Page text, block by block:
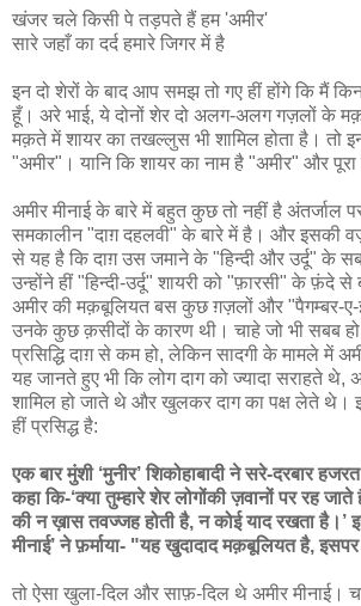
खंजर चले किसी पे तड़पते हैं हम 'अमीर'
सारे जहाँ का दर्द हमारे जिगर में है
इन दो शेरों के बाद आप समझ तो गए हीं होंगे कि मैं
हूँ। अरे भाई, ये दोनों शेर दो अलग-अलग गज़लों के
मक़ते में शायर का तखल्लुस भी शामिल होता है। तो
"अमीर"। यानि कि शायर का नाम है "अमीर" और पूरा
अमीर मीनाई के बारे में बहुत कुछ तो नहीं है अंतर्जाल
समकालीन "दाग़ दहलवी" के बारे में है। और इसकी
से यह है कि दाग़ उस जमाने के "हिन्दी और उर्दू" के
उन्होंने हीं "हिन्दी-उर्दू" शायरी को "फ़ारसी" के फ़ंदे से
अमीर की मक़बूलियत बस कुछ ग़ज़लों और "पैगम्बर-
उनके कुछ क़सीदों के कारण थी। चाहे जो भी सबब
प्रसिद्धि दाग़ से कम हो, लेकिन सादगी के मामले में
यह जानते हुए भी कि लोग दाग को ज्यादा सराहते थे,
शामिल हो जाते थे और खुलकर दाग का पक्ष लेते थे।
हीं प्रसिद्ध है:
एक बार मुंशी ‘मुनीर’ शिकोहाबादी ने सरे-दरबार
कहा कि-‘क्या तुम्हारे शेर लोगोंकी ज़वानों पर रह
की न ख़ास तवज्जह होती है, न कोई याद रखता है।’
मीनाई’ ने फ़र्माया- "यह खुदादाद मक़बूलियत है,
तो ऐसा खुला-दिल और साफ़-दिल थे अमीर मीनाई।